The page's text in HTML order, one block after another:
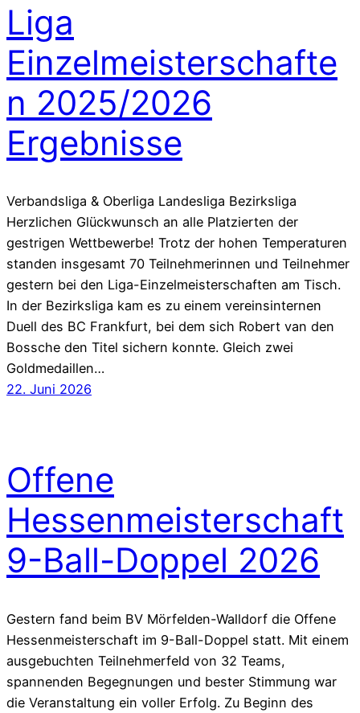
Liga
Einzelmeisterschafte
n 2025/2026
Ergebnisse
Verbandsliga & Oberliga Landesliga Bezirksliga
Herzlichen Glückwunsch an alle Platzierten der
gestrigen Wettbewerbe! Trotz der hohen Temperaturen
standen insgesamt 70 Teilnehmerinnen und Teilnehmer
gestern bei den Liga-Einzelmeisterschaften am Tisch.
In der Bezirksliga kam es zu einem vereinsinternen
Duell des BC Frankfurt, bei dem sich Robert van den
Bossche den Titel sichern konnte. Gleich zwei
Goldmedaillen…
22. Juni 2026
Offene
Hessenmeisterschaft
9-Ball-Doppel 2026
Gestern fand beim BV Mörfelden-Walldorf die Offene
Hessenmeisterschaft im 9-Ball-Doppel statt. Mit einem
ausgebuchten Teilnehmerfeld von 32 Teams,
spannenden Begegnungen und bester Stimmung war
die Veranstaltung ein voller Erfolg. Zu Beginn des